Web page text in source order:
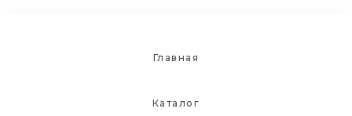
Главная
Каталог